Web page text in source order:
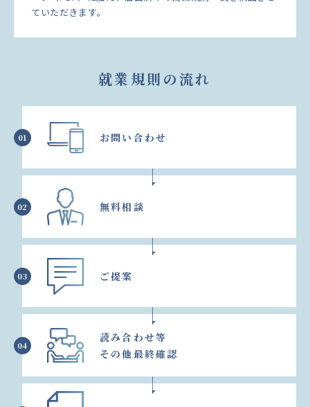
ていただきます。
就業規則の流れ
01 お問い合わせ
02 無料相談
03 ご提案
04
読み合わせ等
その他最終確認